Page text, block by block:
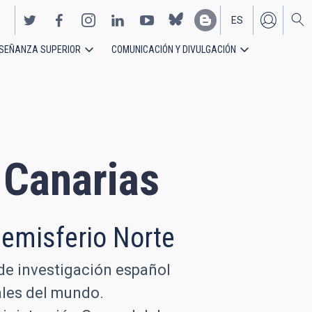
EN
ES
SUPERIOR COMUNICACIÓN Y DIVULGACIÓN
Norte
investigación español
del mundo.